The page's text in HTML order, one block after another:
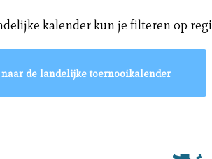
kalender kun je filteren op
naar de landelijke toernooikalender